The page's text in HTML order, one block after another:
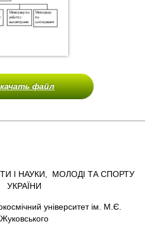
файл
І НАУКИ, МОЛОДІ ТА СПОРТУ
УКРАЇНИ
університет ім. М.Є.
Жуковського